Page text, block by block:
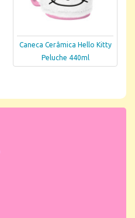
Caneca Cerâmica Hello Kitty
Peluche 440ml